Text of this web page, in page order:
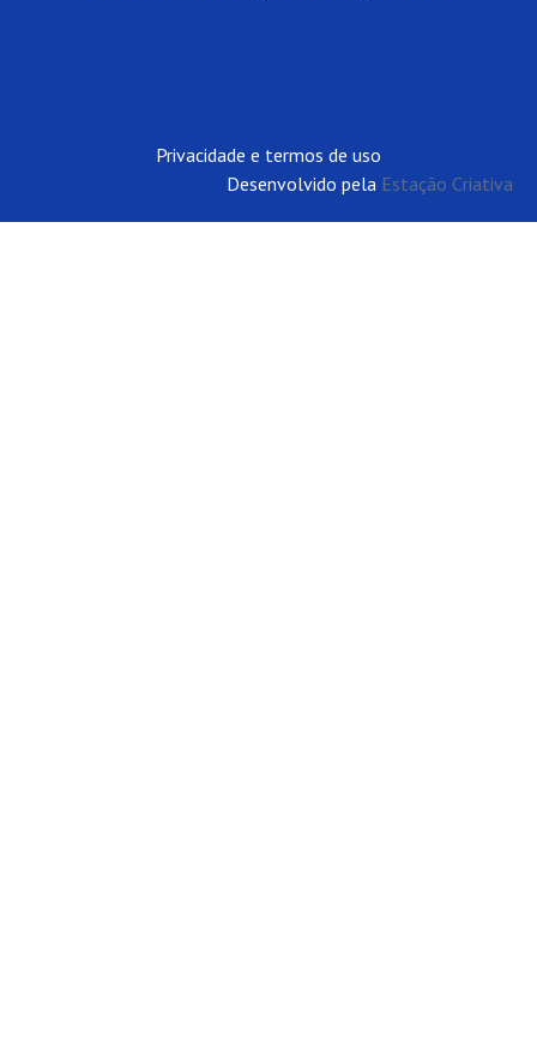
Privacidade e termos de uso
Desenvolvido pela Estação Criativa